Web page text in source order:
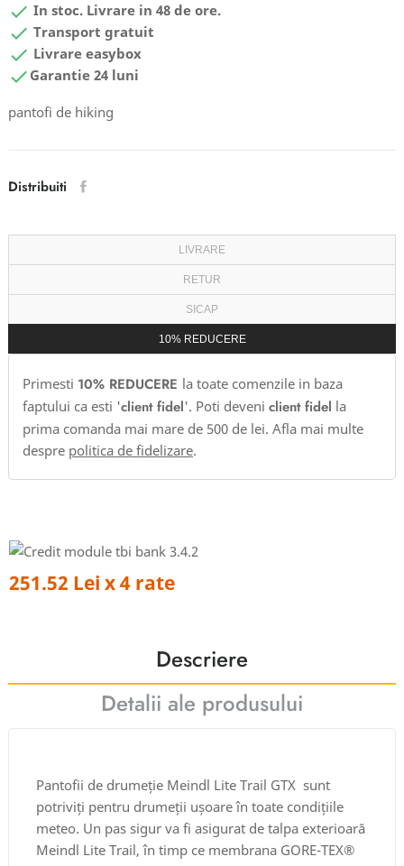
 In stoc. Livrare in 48 de ore.
 Transport gratuit
 Livrare easybox
 Garantie 24 luni
pantofi de hiking
Distribuiti
LIVRARE
RETUR
SICAP
10% REDUCERE
Primesti 10% REDUCERE la toate comenzile in baza
faptului ca esti 'client fidel'. Poti deveni client fidel la
prima comanda mai mare de 500 de lei. Afla mai multe
despre politica de fidelizare.
251.52 Lei x 4 rate
Descriere
Detalii ale produsului
Pantofii de drumeție Meindl Lite Trail GTX sunt
potriviți pentru drumeții ușoare în toate condițiile
meteo. Un pas sigur va fi asigurat de talpa exterioară
Meindl Lite Trail, în timp ce membrana GORE-TEX®